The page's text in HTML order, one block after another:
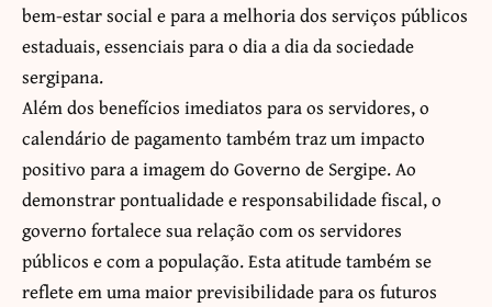
bem-estar social e para a melhoria dos serviços públicos
estaduais, essenciais para o dia a dia da sociedade
sergipana.
Além dos benefícios imediatos para os servidores, o
calendário de pagamento também traz um impacto
positivo para a imagem do Governo de Sergipe. Ao
demonstrar pontualidade e responsabilidade fiscal, o
governo fortalece sua relação com os servidores
públicos e com a população. Esta atitude também se
reflete em uma maior previsibilidade para os futuros